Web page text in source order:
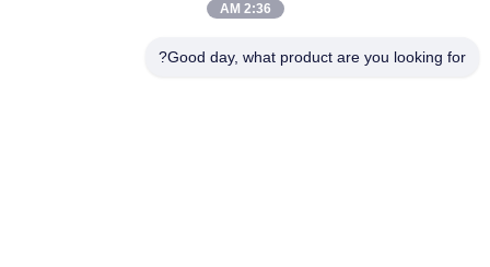
2:36 AM
Good day, what product are you looking for?